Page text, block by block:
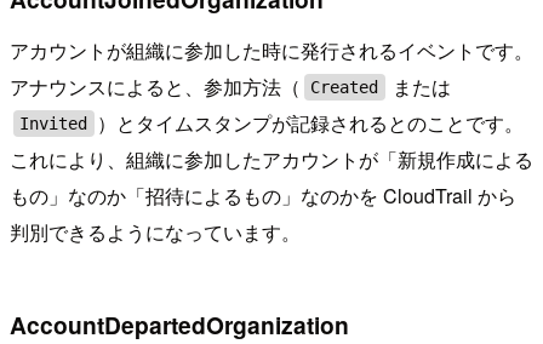
アカウントが組織に参加した時に発行されるイベントです。
アナウンスによると、参加方法（
Created または
Invited
）とタイムスタンプが記録されるとのことです。
これにより、組織に参加したアカウントが「新規作成による
もの」なのか「招待によるもの」なのかを CloudTrail から
判別できるようになっています。
AccountDepartedOrganization